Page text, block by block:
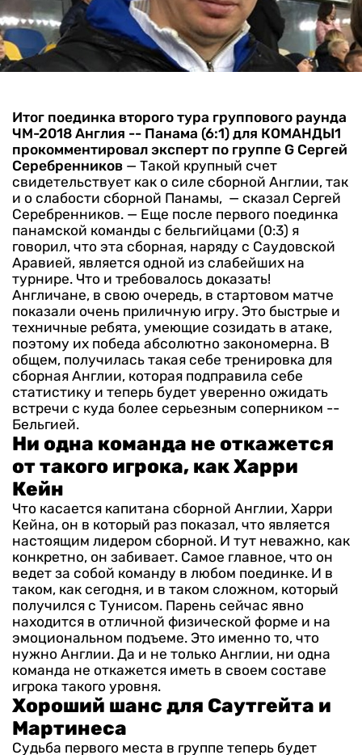
Итог поединка второго тура группового раунда
ЧМ-2018 Англия -- Панама (6:1) для КОМАНДЫ1
прокомментировал эксперт по группе G Сергей
Серебренников — Такой крупный счет
свидетельствует как о силе сборной Англии, так
и о слабости сборной Панамы, — сказал Сергей
Серебренников. — Еще после первого поединка
панамской команды с бельгийцами (0:3) я
говорил, что эта сборная, наряду с Саудовской
Аравией, является одной из слабейших на
турнире. Что и требовалось доказать!
Англичане, в свою очередь, в стартовом матче
показали очень приличную игру. Это быстрые и
техничные ребята, умеющие созидать в атаке,
поэтому их победа абсолютно закономерна. В
общем, получилась такая себе тренировка для
сборная Англии, которая подправила себе
статистику и теперь будет уверенно ожидать
встречи с куда более серьезным соперником --
Бельгией.
Ни одна команда не откажется
от такого игрока, как Харри
Кейн
Что касается капитана сборной Англии, Харри
Кейна, он в который раз показал, что является
настоящим лидером сборной. И тут неважно, как
конкретно, он забивает. Самое главное, что он
ведет за собой команду в любом поединке. И в
таком, как сегодня, и в таком сложном, который
получился с Тунисом. Парень сейчас явно
находится в отличной физической форме и на
эмоциональном подъеме. Это именно то, что
нужно Англии. Да и не только Англии, ни одна
команда не откажется иметь в своем составе
игрока такого уровня.
Хороший шанс для Саутгейта и
Мартинеса
Судьба первого места в группе теперь будет